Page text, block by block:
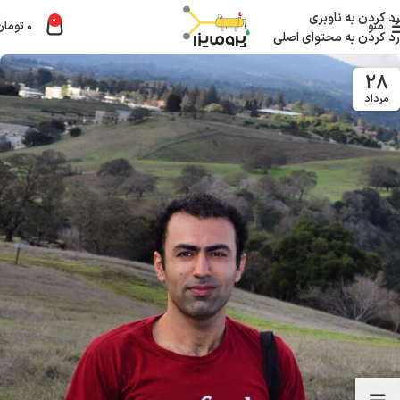
رد کردن به ناوبری
رد کردن به محتوای اصلی
منو 0 ۰
۲۸
مرداد